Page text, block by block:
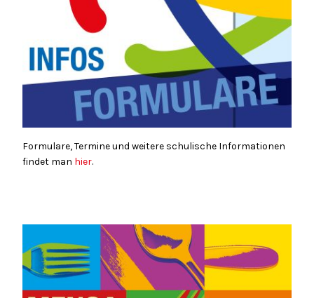
Formulare, Termine und weitere schulische Informationen
findet man hier.